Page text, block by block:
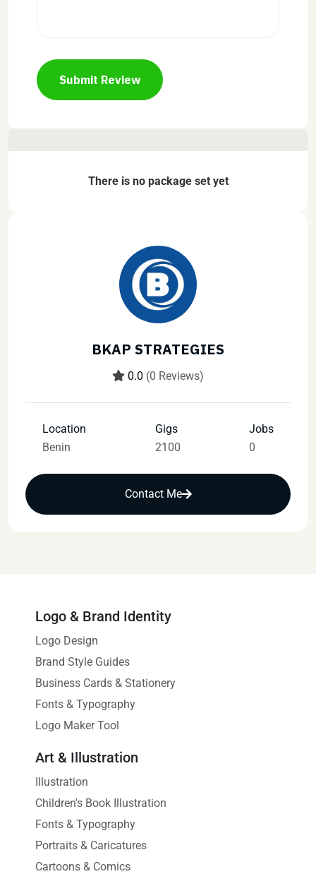
Submit Review
There is no package set yet
BKAP STRATEGIES
0.0 (0 Reviews)
Location
Benin
Gigs
2100
Jobs
0
Contact Me
Logo & Brand Identity
Logo Design
Brand Style Guides
Business Cards & Stationery
Fonts & Typography
Logo Maker Tool
Art & Illustration
Illustration
Children's Book Illustration
Fonts & Typography
Portraits & Caricatures
Cartoons & Comics